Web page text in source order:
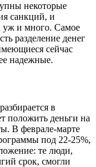
некоторые
санкций, и
уж и много. Самое
разделение денег
сейчас
надежные.
в
положить деньги на
В феврале-марте
под 22-25%,
те люди,
срок, смогли